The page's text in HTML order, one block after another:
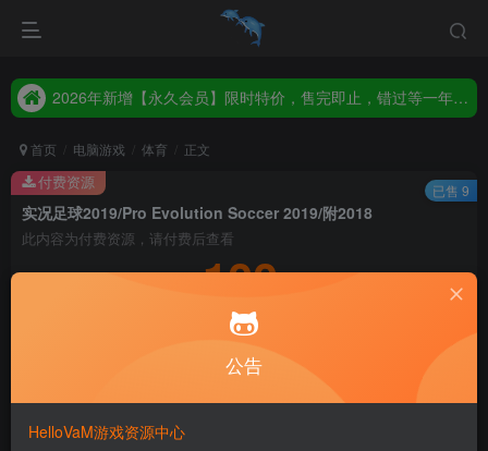
2026年新增【永久会员】限时特价，售完即止，错过等一年！！！
2026年新增【永久会员】限时特价，售完即止，错过等一年！！！
首页 电脑游戏 体育 正文
实况足球2019/Pro Evolution Soccer 2019/附2018
此内容为付费资源，请付费后查看
100
永久至尊会员终生有效
会员免费下载资源
主流网盘——高速下载
支付页面打不开或支付后不跳转请联系QQ：3317425885
付费资源 已售 9
公告
HelloVaM游戏资源中心